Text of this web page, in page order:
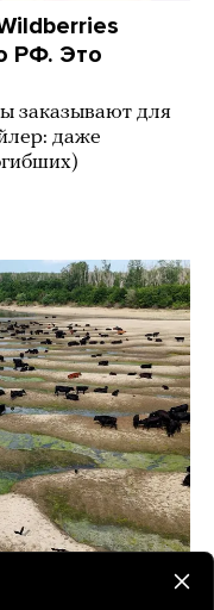
РФ. Это
заказывают для
даже